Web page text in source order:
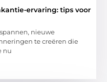
ervaring: tips voor
nieuwe
te creëren die
nu